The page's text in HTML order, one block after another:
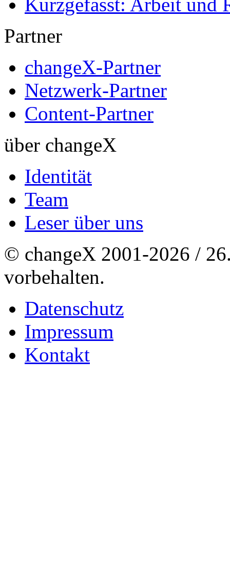
Partner
changeX-Partner
Netzwerk-Partner
Content-Partner
über changeX
Identität
Team
Leser über uns
© changeX 2001-2026 /
vorbehalten.
Datenschutz
Impressum
Kontakt